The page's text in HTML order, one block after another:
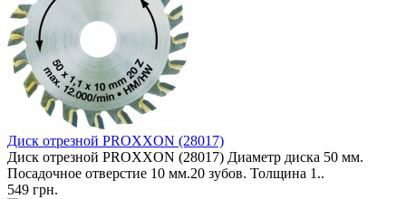
Диск отрезной PROXXON (28017)
Диск отрезной PROXXON (28017) Диаметр диска 50 мм.
Посадочное отверстие 10 мм.20 зубов. Толщина 1..
549 грн.